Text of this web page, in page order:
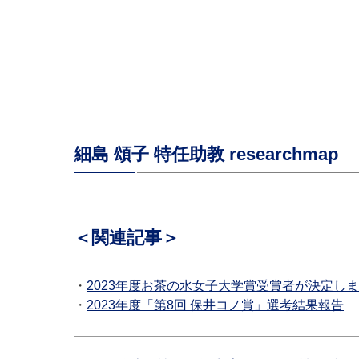
細島 頌子 特任助教 researchmap
＜関連記事＞
・ 2023年度お茶の水女子大学賞受賞者が決定し
・ 2023年度「第8回 保井コノ賞」選考結果報告